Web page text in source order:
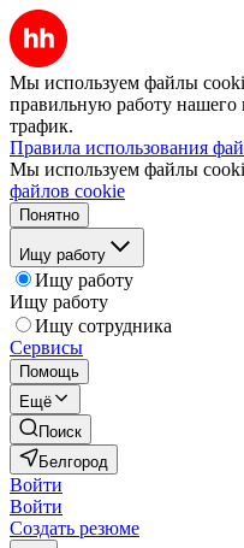
Мы используем файлы
правильную работу нашего
трафик.
Правила использования
Мы используем файлы
файлов cookie
Понятно
Ищу работу
Ищу работу
Ищу работу
Ищу сотрудника
Сервисы
Помощь
Ещё
Поиск
Белгород
Войти
Войти
Создать резюме